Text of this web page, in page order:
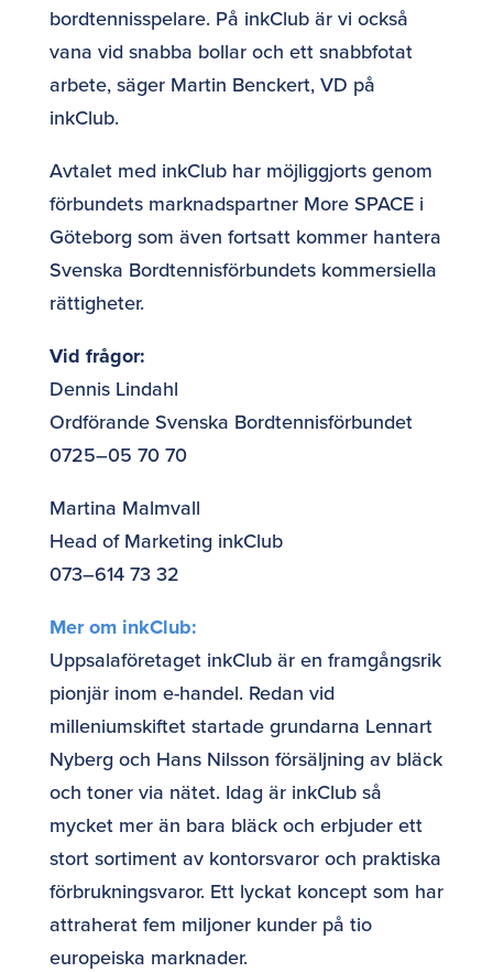
bordtennisspelare. På inkClub är vi också
vana vid snabba bollar och ett snabbfotat
arbete, säger Martin Benckert, VD på
inkClub.
Avtalet med inkClub har möjliggjorts genom
förbundets marknadspartner More SPACE i
Göteborg som även fortsatt kommer hantera
Svenska Bordtennisförbundets kommersiella
rättigheter.
Vid frågor:
Dennis Lindahl
Ordförande Svenska Bordtennisförbundet
0725–05 70 70
Martina Malmvall
Head of Marketing inkClub
073–614 73 32
Mer om inkClub:
Uppsalaföretaget inkClub är en framgångsrik
pionjär inom e-handel. Redan vid
milleniumskiftet startade grundarna Lennart
Nyberg och Hans Nilsson försäljning av bläck
och toner via nätet. Idag är inkClub så
mycket mer än bara bläck och erbjuder ett
stort sortiment av kontorsvaror och praktiska
förbrukningsvaror. Ett lyckat koncept som har
attraherat fem miljoner kunder på tio
europeiska marknader.